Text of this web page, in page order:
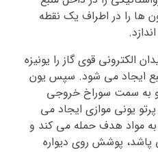
ها را در اطراف یک نقطه
الکترونی قوی گاز را یونیزه
ایجاد می شود. سپس یون
و به سمت سوراخ خروجی
یونی موازی ایجاد می
مواد هدف حمله می کند و
پاشد، پوشش روی دیواره